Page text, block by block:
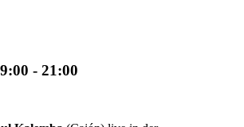
- 21:00